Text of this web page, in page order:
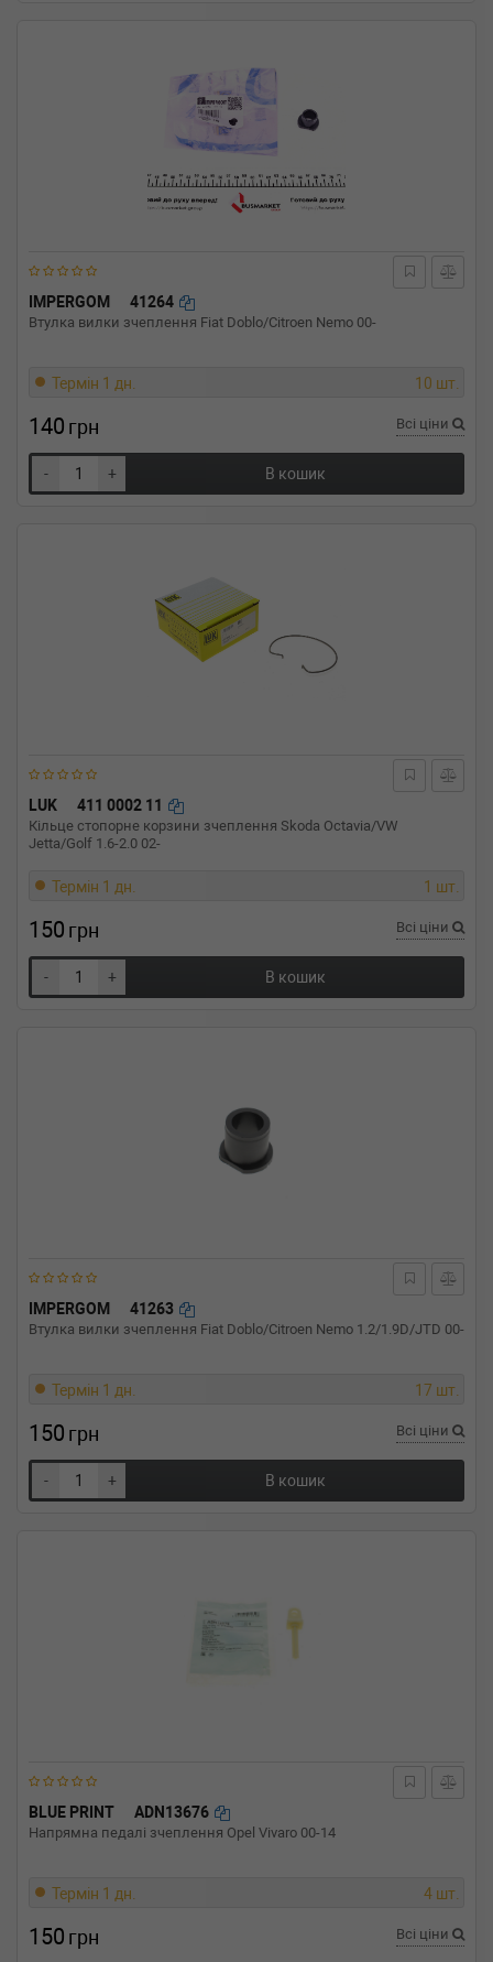
IMPERGOM 41264
Втулка вилки зчеплення Fiat Doblo/Citroen Nemo 00-
Термін 1 дн. 10 шт.
140 грн Всі ціни
- + В кошик
LUK 411 0002 11
Кільце стопорне корзини зчеплення Skoda Octavia/VW
Jetta/Golf 1.6-2.0 02-
Термін 1 дн. 1 шт.
150 грн Всі ціни
- + В кошик
IMPERGOM 41263
Втулка вилки зчеплення Fiat Doblo/Citroen Nemo 1.2/1.9D/JTD 00-
Термін 1 дн. 17 шт.
150 грн Всі ціни
- + В кошик
BLUE PRINT ADN13676
Напрямна педалі зчеплення Opel Vivaro 00-14
Термін 1 дн. 4 шт.
150 грн Всі ціни